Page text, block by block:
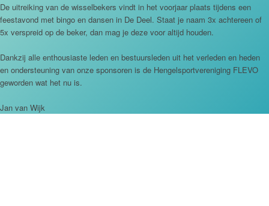
De uitreiking van de wisselbekers vindt in het voorjaar plaats tijdens een
feestavond met bingo en dansen in De Deel. Staat je naam 3x achtereen of
5x verspreid op de beker, dan mag je deze voor altijd houden.
Dankzij alle enthousiaste leden en bestuursleden uit het verleden en heden
en ondersteuning van onze sponsoren is de Hengelsportvereniging FLEVO
geworden wat het nu is.
Jan van Wijk